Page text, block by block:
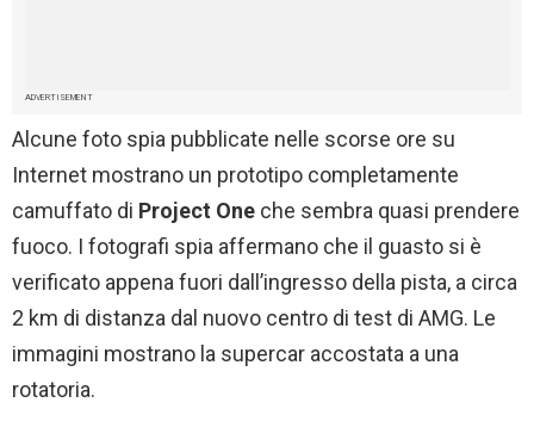
ADVERTISEMENT
Alcune foto spia pubblicate nelle scorse ore su
Internet mostrano un prototipo completamente
camuffato di Project One che sembra quasi prendere
fuoco. I fotografi spia affermano che il guasto si è
verificato appena fuori dall’ingresso della pista, a circa
2 km di distanza dal nuovo centro di test di AMG. Le
immagini mostrano la supercar accostata a una
rotatoria.